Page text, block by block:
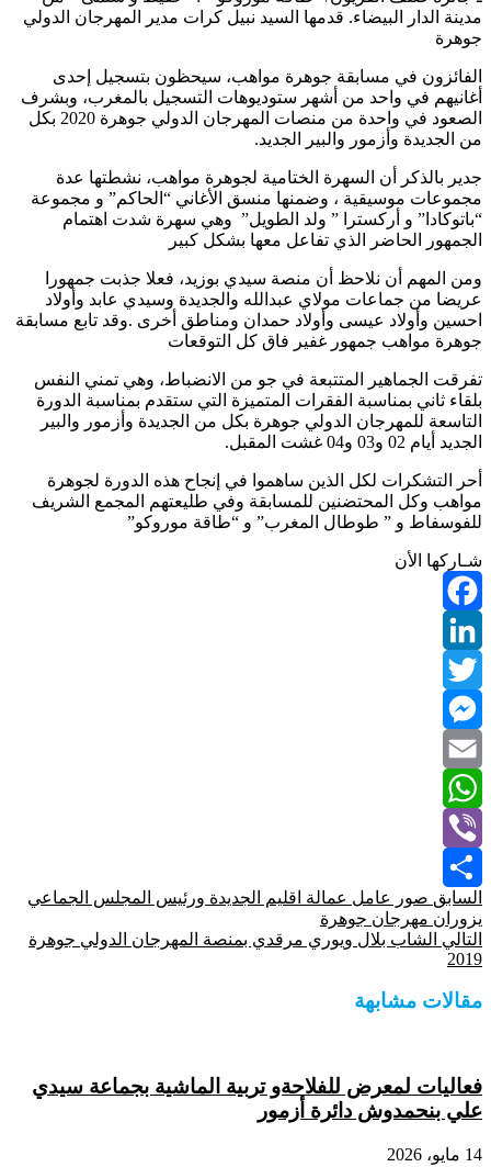
مدينة الدار البيضاء. قدمها السيد نبيل كرات مدير المهرجان الدولي
جوهرة
الفائزون في مسابقة جوهرة مواهب، سيحظون بتسجيل إحدى
أغانيهم في واحد من أشهر ستوديوهات التسجيل بالمغرب، وبشرف
الصعود في واحدة من منصات المهرجان الدولي جوهرة 2020 بكل
من الجديدة وأزمور والبير الجديد.
جدير بالذكر أن السهرة الختامية لجوهرة مواهب، نشطتها عدة
مجموعات موسيقية ، وضمنها منسق الأغاني “الحاكم” و مجموعة
“باتوكادا” و أركسترا ” ولد الطويل” وهي سهرة شدت اهتمام
الجمهور الحاضر الذي تفاعل معها بشكل كبير
ومن المهم أن نلاحظ أن منصة سيدي بوزيد، فعلا جذبت جمهورا
عريضا من جماعات مولاي عبدالله والجديدة وسيدي عابد وأولاد
احسين وأولاد عيسى وأولاد حمدان ومناطق أخرى .وقد تابع مسابقة
جوهرة مواهب جمهور غفير فاق كل التوقعات
تفرقت الجماهير المتتبعة في جو من الانضباط، وهي تمني النفس
بلقاء ثاني بمناسبة الفقرات المتميزة التي ستقدم بمناسبة الدورة
التاسعة للمهرجان الدولي جوهرة بكل من الجديدة وأزمور والبير
الجديد أيام 02 و03 و04 غشت المقبل.
أحر التشكرات لكل الذين ساهموا في إنجاح هذه الدورة لجوهرة
مواهب وكل المحتضنين للمسابقة وفي طليعتهم المجمع الشريف
للفوسفاط و ” طوطال المغرب” و “طاقة موروكو”
شـاركها الأن
Facebook
LinkedIn
Twitter
Messenger
Email
WhatsApp
Viber
Share
السابق صور عامل عمالة اقليم الجديدة ورئيس المجلس الجماعي
يزوران مهرجان جوهرة
التالي الشاب بلال ويوري مرقدي بمنصة المهرجان الدولي جوهرة
2019
مقالات مشابهة
فعاليات لمعرض للفلاحةو تربية الماشية بجماعة سيدي
علي بنحمدوش دائرة أزمور
14 مايو، 2026